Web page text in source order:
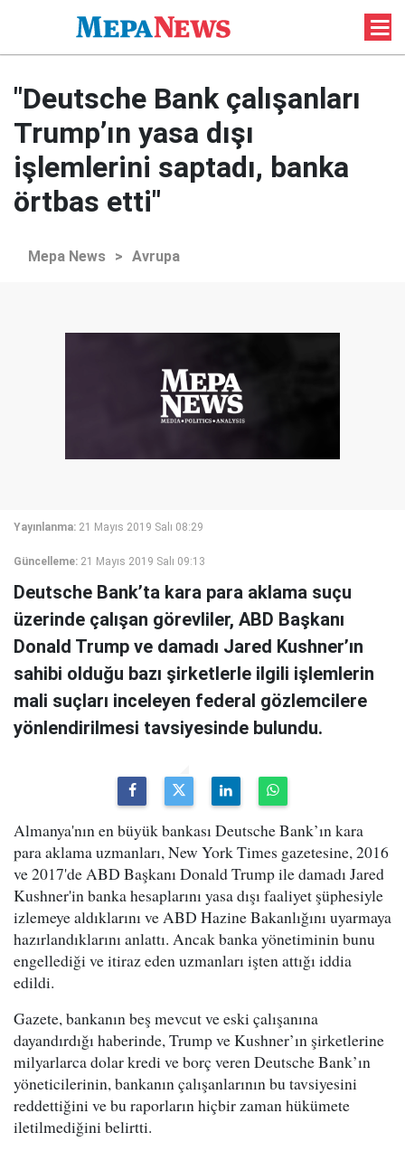
"Deutsche Bank çalışanları
Trump’ın yasa dışı
işlemlerini saptadı, banka
örtbas etti"
Mepa News > Avrupa
Yayınlanma: 21 Mayıs 2019 Salı 08:29
Güncelleme: 21 Mayıs 2019 Salı 09:13
Deutsche Bank’ta kara para aklama suçu
üzerinde çalışan görevliler, ABD Başkanı
Donald Trump ve damadı Jared Kushner’ın
sahibi olduğu bazı şirketlerle ilgili işlemlerin
mali suçları inceleyen federal gözlemcilere
yönlendirilmesi tavsiyesinde bulundu.
Almanya'nın en büyük bankası Deutsche Bank’ın kara
para aklama uzmanları, New York Times gazetesine, 2016
ve 2017'de ABD Başkanı Donald Trump ile damadı Jared
Kushner'in banka hesaplarını yasa dışı faaliyet şüphesiyle
izlemeye aldıklarını ve ABD Hazine Bakanlığını uyarmaya
hazırlandıklarını anlattı. Ancak banka yönetiminin bunu
engellediği ve itiraz eden uzmanları işten attığı iddia
edildi.
Gazete, bankanın beş mevcut ve eski çalışanına
dayandırdığı haberinde, Trump ve Kushner’ın şirketlerine
milyarlarca dolar kredi ve borç veren Deutsche Bank’ın
yöneticilerinin, bankanın çalışanlarının bu tavsiyesini
reddettiğini ve bu raporların hiçbir zaman hükümete
iletilmediğini belirtti.